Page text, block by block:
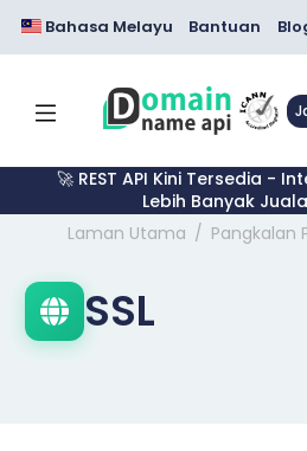
Bahasa Melayu Bantuan
🚀 REST API Kini Tersedia -
Lebih Banyak
Laman Utama
Pangkalan
SSL